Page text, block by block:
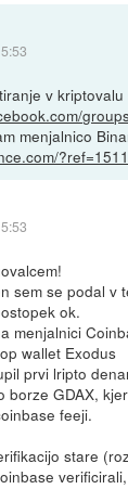
v
menjalnico
sem se podal v
ok.
menjalnici
wallet Exodus
prvi lripto
borze GDAX,
feeji.
stare